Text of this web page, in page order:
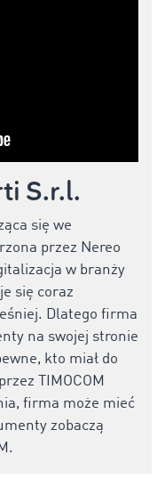
S.r.l.
się we
przez Nereo
w branży
się coraz
Dlatego firma
na swojej stronie
kto miał do
TIMOCOM
firma może mieć
zobaczą